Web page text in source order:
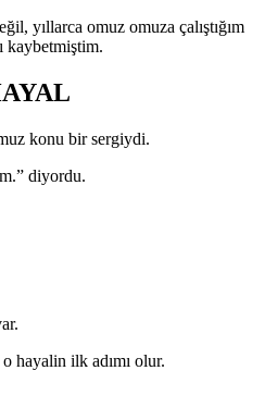
yıllarca omuz omuza çalıştığım
kaybetmiştim.
konu bir sergiydi.
diyordu.
hayalin ilk adımı olur.